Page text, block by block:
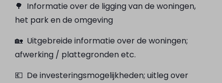
🌳 Informatie over de ligging van de woningen,
het park en de omgeving
🏡 Uitgebreide informatie over de woningen;
afwerking / plattegronden etc.
💶 De investeringsmogelijkheden; uitleg over